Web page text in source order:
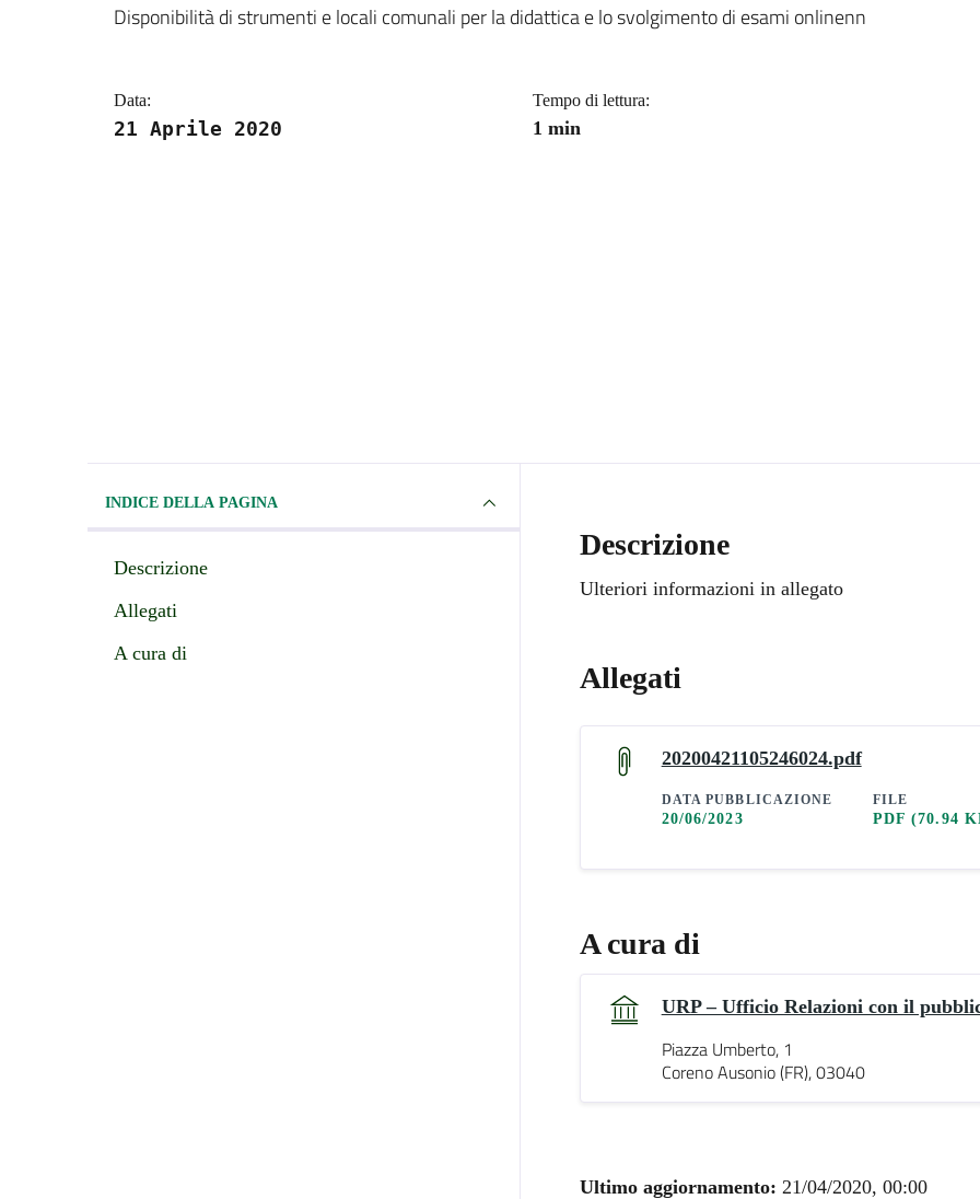
Dettagli della notizia
Disponibilità di strumenti e locali comunali per la didattica e lo svolgimento di esami onlinenn
Data:
21 Aprile 2020
Tempo di lettura:
1 min
INDICE DELLA PAGINA
Descrizione
Allegati
A cura di
Descrizione
Ulteriori informazioni in allegato
Allegati
20200421105246024.pdf
DATA PUBBLICAZIONE
20/06/2023
FILE
PDF(70.94
A cura di
URP – Ufficio Relazioni con il
Piazza Umberto, 1
Coreno Ausonio (FR), 03040
Ultimo aggiornamento: 21/04/2020, 00:00